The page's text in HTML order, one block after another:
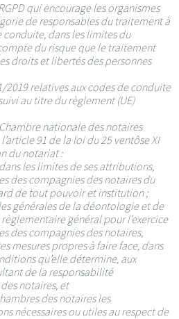
qui encourage les organismes
de responsables du traitement à
dans les limites du
du risque que le traitement
droits et libertés des personnes
2019 relatives aux codes de conduite
au titre du règlement (UE)
nationale des notaires
91 de la loi du 25 ventôse XI
du notariat :
les limites de ses attributions,
des compagnies des notaires du
de tout pouvoir et institution ;
générales de la déontologie et de
général pour l’exercice
des compagnies des notaires,
mesures propres à faire face, dans
qu’elle détermine, aux
de la responsabilité
notaires, et
des notaires les
nécessaires ou utiles au respect de